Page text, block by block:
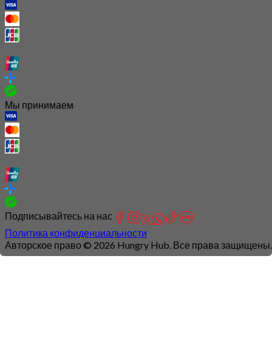
Мы принимаем
Подписывайтесь на нас
Политика конфиденциальности
Авторское право © 2026 Hungry Hub. Все права защищены.
Connection